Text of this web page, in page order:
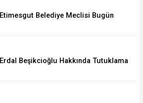
Etimesgut Belediye Meclisi Bugün
Erdal Beşikcioğlu Hakkında Tutuklama